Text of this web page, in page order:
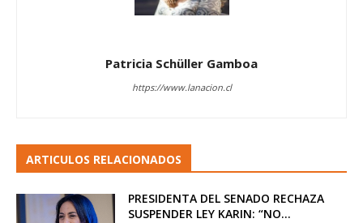
Patricia Schüller Gamboa
https://www.lanacion.cl
ARTICULOS RELACIONADOS
PRESIDENTA DEL SENADO RECHAZA
SUSPENDER LEY KARIN: “NO...